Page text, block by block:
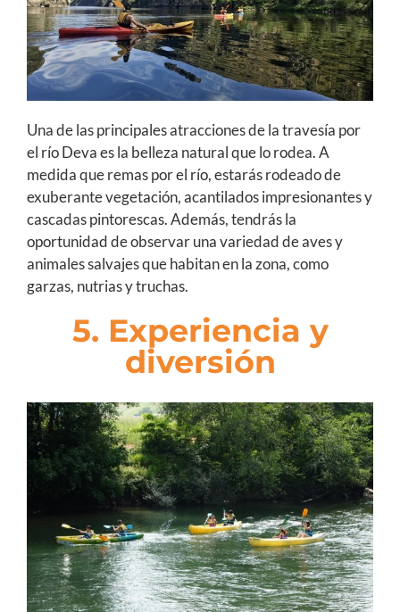
Una de las principales atracciones de la travesía por
el río Deva es la belleza natural que lo rodea. A
medida que remas por el río, estarás rodeado de
exuberante vegetación, acantilados impresionantes y
cascadas pintorescas. Además, tendrás la
oportunidad de observar una variedad de aves y
animales salvajes que habitan en la zona, como
garzas, nutrias y truchas.
5. Experiencia y
diversión